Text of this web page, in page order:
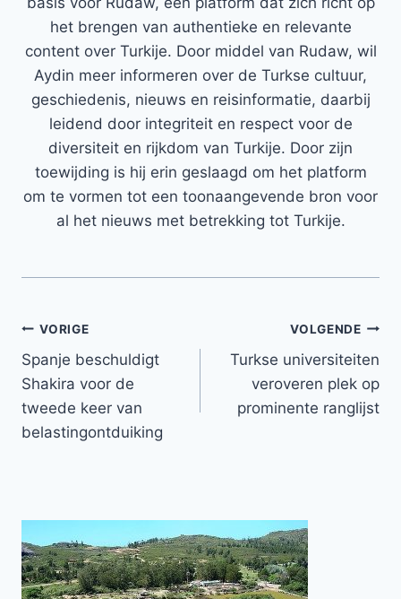
het brengen van authentieke en relevante
content over Turkije. Door middel van Rudaw, wil
Aydin meer informeren over de Turkse cultuur,
geschiedenis, nieuws en reisinformatie, daarbij
leidend door integriteit en respect voor de
diversiteit en rijkdom van Turkije. Door zijn
toewijding is hij erin geslaagd om het platform
om te vormen tot een toonaangevende bron voor
al het nieuws met betrekking tot Turkije.
Bericht
navigatie
VORIGE
Spanje beschuldigt
Shakira voor de
tweede keer van
belastingontduiking
VOLGENDE
Turkse universiteiten
veroveren plek op
prominente ranglijst